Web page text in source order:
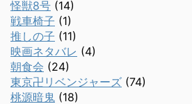
怪獣8号 (14)
戦車椅子 (1)
推しの子 (11)
映画ネタバレ (4)
朝食会 (24)
東京卍リベンジャーズ (74)
桃源暗鬼 (18)